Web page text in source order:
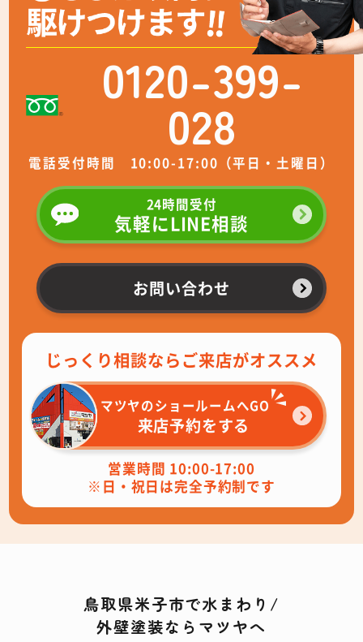
0120-399-
028
電話受付時間 10:00-17:00（平日・土曜日）
24時間受付
気軽にLINE相談
お問い合わせ
じっくり相談ならご来店がオススメ
マツヤのショールームへGO
来店予約をする
営業時間 10:00-17:00
※日・祝日は完全予約制です
鳥取県米子市で水まわり/
外壁塗装ならマツヤへ